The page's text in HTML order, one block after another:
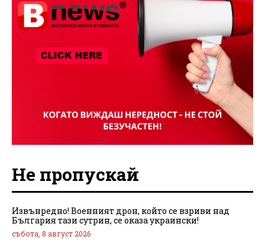
Не пропускай
Извънредно! Военният дрон, който се взриви над
България тази сутрин, се оказа украински!
събота, 8 август 2026